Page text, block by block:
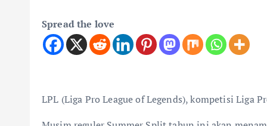
Spread the love
LPL (Liga Pro League of Legends), kompetisi Liga